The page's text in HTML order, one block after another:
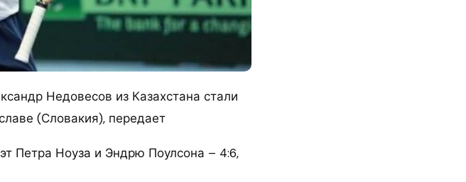
Недовесов из Казахстана стали
(Словакия), передает
Петра Ноуза и Эндрю Поулсона – 4:6,